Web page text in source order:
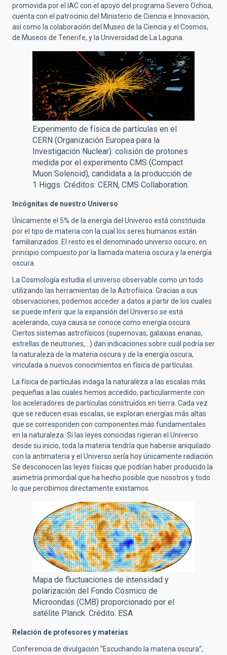
promovida por el IAC con el apoyo del programa Severo Ochoa,
cuenta con el patrocinio del Ministerio de Ciencia e Innovación,
así como la colaboración del Museo de la Ciencia y el Cosmos,
de Museos de Tenerife, y la Universidad de La Laguna.
Experimento de física de partículas en el
CERN (Organización Europea para la
Investigación Nuclear): colisión de protones
medida por el experimento CMS (Compact
Muon Solenoid), candidata a la producción de
1 Higgs. Créditos: CERN, CMS Collaboration.
Incógnitas de nuestro Universo
Únicamente el 5% de la energía del Universo está constituida
por el tipo de materia con la cual los seres humanos están
familiarizados. El resto es el denominado universo oscuro, en
principio compuesto por la llamada materia oscura y la energía
oscura.
La Cosmología estudia el universo observable como un todo
utilizando las herramientas de la Astrofísica. Gracias a sus
observaciones, podemos acceder a datos a partir de los cuales
se puede inferir que la expansión del Universo se está
acelerando, cuya causa se conoce como energía oscura.
Ciertos sistemas astrofísicos (supernovas, galaxias enanas,
estrellas de neutrones,...) dan indicaciones sobre cuál podría ser
la naturaleza de la materia oscura y de la energía oscura,
vinculada a nuevos conocimientos en física de partículas.
La física de partículas indaga la naturaleza a las escalas más
pequeñas a las cuales hemos accedido, particularmente con
los aceleradores de partículas construidos en tierra. Cada vez
que se reducen esas escalas, se exploran energías más altas
que se corresponden con componentes más fundamentales
en la naturaleza. Si las leyes conocidas rigieran el Universo
desde su inicio, toda la materia tendría que haberse aniquilado
con la antimateria y el Universo sería hoy únicamente radiación.
Se desconocen las leyes físicas que podrían haber producido la
asimetría primordial que ha hecho posible que nosotros y todo
lo que percibimos directamente existamos.
Mapa de fluctuaciones de intensidad y
polarización del Fondo Cósmico de
Microondas (CMB) proporcionado por el
satélite Planck. Crédito: ESA
Relación de profesores y materias
Conferencia de divulgación “Escuchando la materia oscura”,